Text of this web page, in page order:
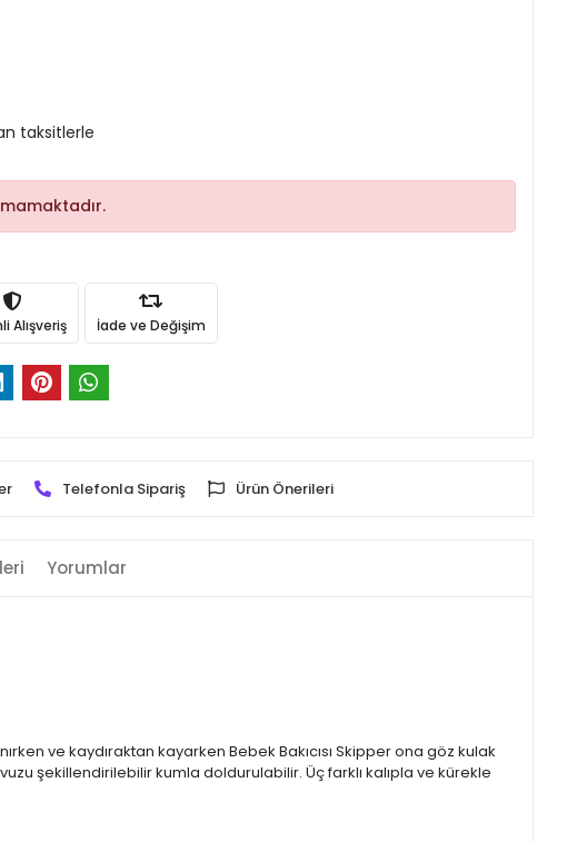
taksitlerle
Alışveriş İade ve Değişim
Telefonla Sipariş Ürün Önerileri
Yorumlar
ve kaydıraktan kayarken Bebek Bakıcısı Skipper ona göz kulak
şekillendirilebilir kumla doldurulabilir. Üç farklı kalıpla ve kürekle